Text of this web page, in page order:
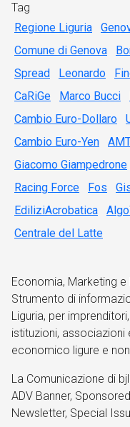
Tag
Regione Liguria
Comune di Genova
Spread
Leonardo
CaRiGe
Marco Bucci
Cambio Euro-Dollaro
Cambio Euro-Yen
Giacomo Giampedrone
Racing Force
Fos
EdiliziAcrobatica
Centrale del Latte
Economia, Marketing e
Strumento di
Liguria, per
istituzioni,
economico ligure e
La Comunicazione di
ADV Banner,
Newsletter, Special